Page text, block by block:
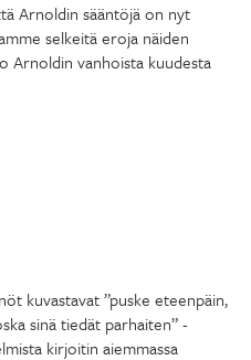
Arnoldin sääntöjä on nyt
selkeitä eroja näiden
Arnoldin vanhoista kuudesta
kuvastavat ”puske eteenpäin,
sinä tiedät parhaiten” -
kirjoitin aiemmassa